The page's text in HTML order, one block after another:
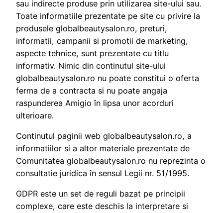
sau indirecte produse prin utilizarea site-ului sau.
Toate informatiile prezentate pe site cu privire la
produsele globalbeautysalon.ro, preturi,
informatii, campanii si promotii de marketing,
aspecte tehnice, sunt prezentate cu titlu
informativ. Nimic din continutul site-ului
globalbeautysalon.ro nu poate constitui o oferta
ferma de a contracta si nu poate angaja
raspunderea Amigio în lipsa unor acorduri
ulterioare.
Continutul paginii web globalbeautysalon.ro, a
informatiilor si a altor materiale prezentate de
Comunitatea globalbeautysalon.ro nu reprezinta o
consultatie juridica în sensul Legii nr. 51/1995.
GDPR este un set de reguli bazat pe principii
complexe, care este deschis la interpretare si